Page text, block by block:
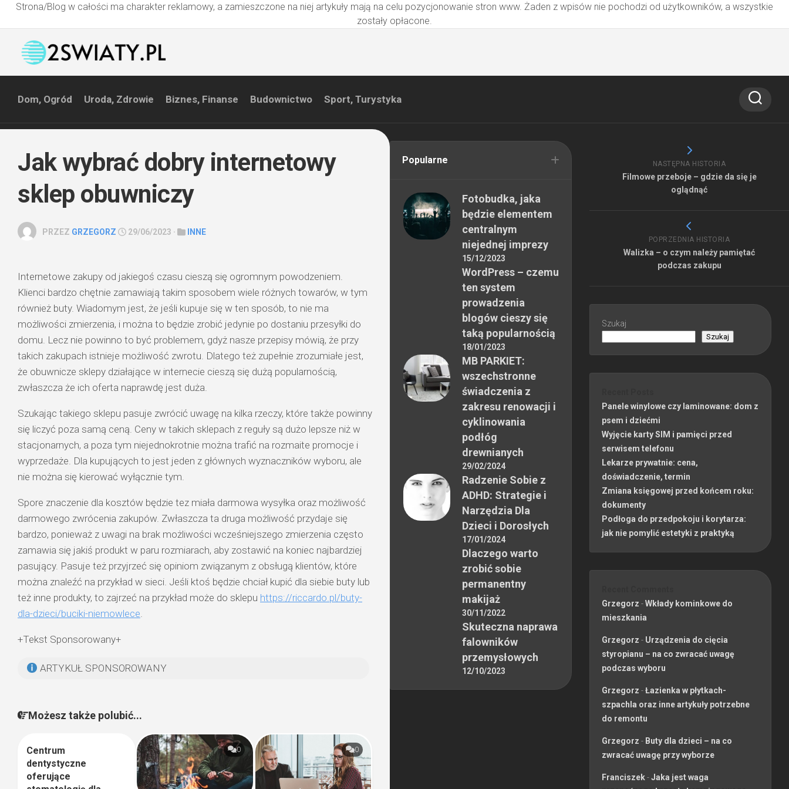
Strona/Blog w całości ma charakter reklamowy, a zamieszczone na niej artykuły mają na celu pozycjonowanie stron www. Żaden z wpisów nie pochodzi od użytkowników, a wszystkie
zostały opłacone.
Dom, Ogród Uroda, Zdrowie Biznes, Finanse Budownictwo Sport, Turystyka
Jak wybrać dobry internetowy
sklep obuwniczy
PRZEZ GRZEGORZ 29/06/2023 · INNE
Internetowe zakupy od jakiegoś czasu cieszą się ogromnym powodzeniem.
Klienci bardzo chętnie zamawiają takim sposobem wiele różnych towarów, w tym
również buty. Wiadomym jest, że jeśli kupuje się w ten sposób, to nie ma
możliwości zmierzenia, i można to będzie zrobić jedynie po dostaniu przesyłki do
domu. Lecz nie powinno to być problemem, gdyż nasze przepisy mówią, że przy
takich zakupach istnieje możliwość zwrotu. Dlatego też zupełnie zrozumiałe jest,
że obuwnicze sklepy działające w internecie cieszą się dużą popularnością,
zwłaszcza że ich oferta naprawdę jest duża.
Szukając takiego sklepu pasuje zwrócić uwagę na kilka rzeczy, które także powinny
się liczyć poza samą ceną. Ceny w takich sklepach z reguły są dużo lepsze niż w
stacjonarnych, a poza tym niejednokrotnie można trafić na rozmaite promocje i
wyprzedaże. Dla kupujących to jest jeden z głównych wyznaczników wyboru, ale
nie można się kierować wyłącznie tym.
Spore znaczenie dla kosztów będzie tez miała darmowa wysyłka oraz możliwość
darmowego zwrócenia zakupów. Zwłaszcza ta druga możliwość przydaje się
bardzo, ponieważ z uwagi na brak możliwości wcześniejszego zmierzenia często
zamawia się jakiś produkt w paru rozmiarach, aby zostawić na koniec najbardziej
pasujący. Pasuje też przyjrzeć się opiniom związanym z obsługą klientów, które
można znaleźć na przykład w sieci. Jeśli ktoś będzie chciał kupić dla siebie buty lub
też inne produkty, to zajrzeć na przykład może do sklepu https://riccardo.pl/buty-
dla-dzieci/buciki-niemowlece
+Tekst Sponsorowany+
ARTYKUŁ SPONSOROWANY
Możesz także polubić...
Centrum
dentystyczne
oferujące
0 0
NASTĘPNA HISTORIA
Filmowe przeboje – gdzie da się je
oglądnąć
POPRZEDNIA HISTORIA
Walizka – o czym należy pamiętać
podczas zakupu
Szukaj
Szukaj
Panele winylowe czy laminowane: dom z
psem i dziećmi
Wyjęcie karty SIM i pamięci przed
serwisem telefonu
Lekarze prywatnie: cena,
doświadczenie, termin
Zmiana księgowej przed końcem roku:
dokumenty
Podłoga do przedpokoju i korytarza:
jak nie pomylić estetyki z praktyką
Grzegorz -Wkłady kominkowe do
mieszkania
Grzegorz - Urządzenia do cięcia
styropianu – na co zwracać uwagę
podczas wyboru
Grzegorz -Łazienka w płytkach-
szpachla oraz inne artykuły potrzebne
do remontu
Grzegorz - Buty dla dzieci – na co
zwracać uwagę przy wyborze
Franciszek-Jaka jest waga
Popularne
Fotobudka, jaka
będzie elementem
centralnym
niejednej imprezy
15/12/2023
WordPress – czemu
ten system
prowadzenia
blogów cieszy się
taką popularnością
18/01/2023
MB PARKIET:
wszechstronne
świadczenia z
zakresu renowacji i
cyklinowania
podłóg
drewnianych
29/02/2024
Radzenie Sobie z
ADHD: Strategie i
Narzędzia Dla
Dzieci i Dorosłych
17/01/2024
Dlaczego warto
zrobić sobie
permanentny
makijaż
30/11/2022
Skuteczna naprawa
falowników
przemysłowych
12/10/2023